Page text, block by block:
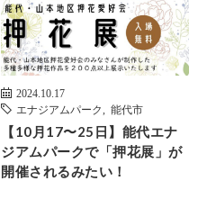
2024.10.17
エナジアムパーク
能代市
【10月17〜25日】能代エナ
ジアムパークで「押花展」が
開催されるみたい！